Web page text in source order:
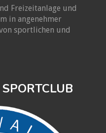
Freizeitanlage und
in angenehmer
sportlichen und